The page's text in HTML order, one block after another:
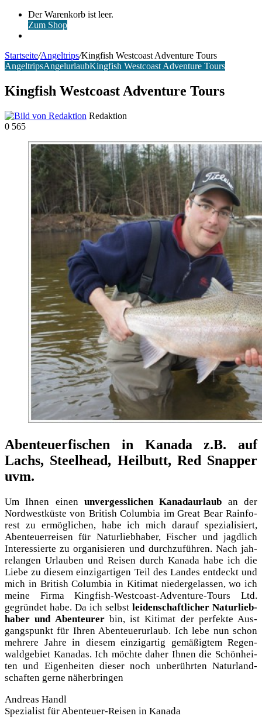
Warenkorb
ansehen
Der Warenkorb ist leer.
Zum Shop
Startseite/Angeltrips/Kingfish Westcoast Adventure Tours
AngeltripsAngelurlaubKingfish Westcoast Adventure Tours
Kingfish Westcoast Adventure Tours
Redaktion
0 565
Abenteuerfischen in Kanada z.B. auf
Lachs, Steelhead, Heilbutt, Red Snapper
uvm.
Um Ihnen einen unver­gess­li­chen Kana­daur­laub an der
Nord­west­küs­te von Bri­tish Colum­bia im Gre­at Bear Rain­fo­
rest zu ermög­li­chen, habe ich mich dar­auf spe­zia­li­siert,
Aben­teu­er­rei­sen für Natur­lieb­ha­ber, Fischer und jagd­lich
Inter­es­sier­te zu orga­ni­sie­ren und durch­zu­füh­ren. Nach jah­
re­lan­gen Urlau­ben und Rei­sen durch Kana­da habe ich die
Lie­be zu die­sem ein­zig­ar­ti­gen Teil des Lan­des ent­deckt und
mich in Bri­tish Colum­bia in Kiti­mat nie­der­ge­las­sen, wo ich
mei­ne Fir­ma King­fi­sh-West­co­ast-Adven­ture-Tours Ltd.
gegrün­det habe. Da ich selbst lei­den­schaft­li­cher Natur­lieb­
ha­ber und Aben­teu­rerbin, ist Kiti­mat der per­fek­te Aus­
gangs­punkt für Ihren Aben­teu­er­ur­laub. Ich lebe nun schon
meh­re­re Jah­re in die­sem ein­zig­ar­tig gemä­ßig­tem Regen­
wald­ge­biet Kana­das. Ich möch­te daher Ihnen die Schön­hei­
ten und Eigen­hei­ten die­ser noch unbe­rühr­ten Natur­land­
schaf­ten ger­ne näherbringen
Andre­as Handl
Spe­zia­list für Aben­teu­er-Rei­sen in Kanada